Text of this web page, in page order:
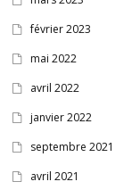
février 2023
mai 2022
avril 2022
janvier 2022
septembre 2021
avril 2021